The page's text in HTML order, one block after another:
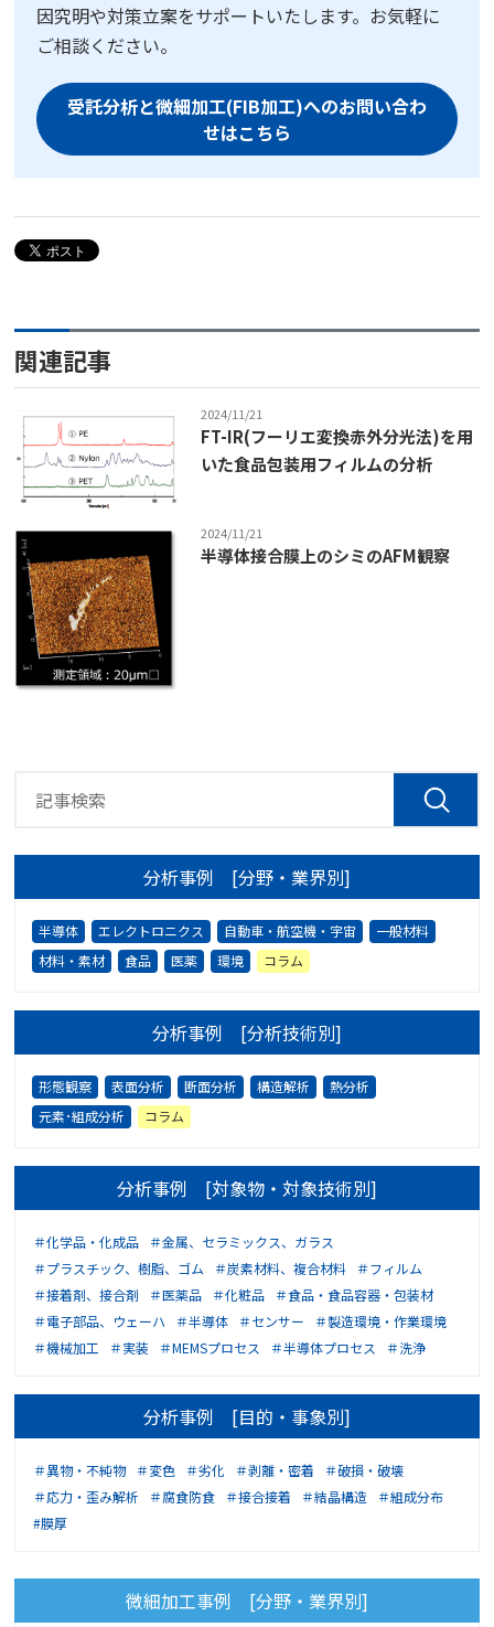
因究明や対策立案をサポートいたします。お気軽に
ご相談ください。
受託分析と微細加工(FIB加工)へのお問い合わ
せはこちら
関連記事
2024/11/21
FT-IR(フーリエ変換赤外分光法)を用
いた食品包装用フィルムの分析
2024/11/21
半導体接合膜上のシミのAFM観察
分析事例 [分野・業界別]
半導体 エレクトロニクス 自動車・航空機・宇宙
一般材料
材料・素材
食品 医薬 環境 コラム
分析事例 [分析技術別]
形態観察 表面分析 断面分析 構造解析
熱分析
元素･組成分析
コラム
分析事例 [対象物・対象技術別]
＃化学品・化成品
＃金属、セラミックス、ガラス
＃プラスチック、樹脂、ゴム
＃炭素材料、複合材料
＃フィルム
＃接着剤、接合剤
＃医薬品 ＃化粧品
＃食品・食品容器・包装材
＃電子部品、ウェーハ
＃半導体 ＃センサー
＃製造環境・作業環境
＃機械加工
＃実装 ＃MEMSプロセス ＃半導体プロセス ＃洗浄
分析事例 [目的・事象別]
＃異物・不純物 ＃変色 ＃劣化 ＃剥離・密着
＃破損・破壊
＃応力・歪み解析
＃腐食防食 ＃接合接着 ＃結晶構造
＃組成分布
#膜厚
微細加工事例 [分野・業界別]